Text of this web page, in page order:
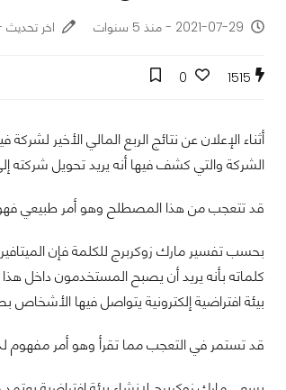
2021-07-29 - منذ 5 سنوات اخر تحديث -
1515
0
أثناء الإعلان عن نتائج الربع المالي الأخير
الشركة والتي كشف فيها أنه يريد تحويل شركته
قد تتعجب من هذا المصطلح وهو أمر طبيعي فهو
بحسب تفسير مارك زوكربرج للكلمة فإن
كلماته بأنه يريد أن يصبح المستخدمون داخل
بيئة افتراضية إلكترونية يتواصل فيها الأشخاص
قد تستمر في التعجب مما تقرأ وهو أمر مفهوم